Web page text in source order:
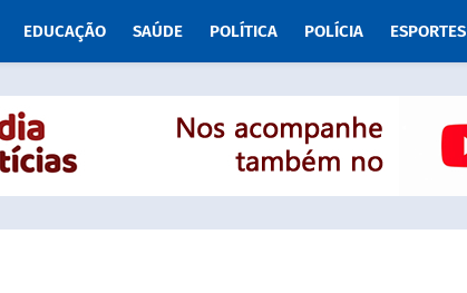
EDUCAÇÃO SAÚDE POLÍTICA POLÍCIA ESPORTES